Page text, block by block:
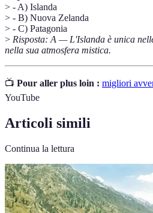
> - A) Islanda
> - B) Nuova Zelanda
> - C) Patagonia
> Risposta: A — L'Islanda è unica
nella sua atmosfera mistica.
📺 Pour aller plus loin : migliori
YouTube
Articoli simili
Continua la lettura